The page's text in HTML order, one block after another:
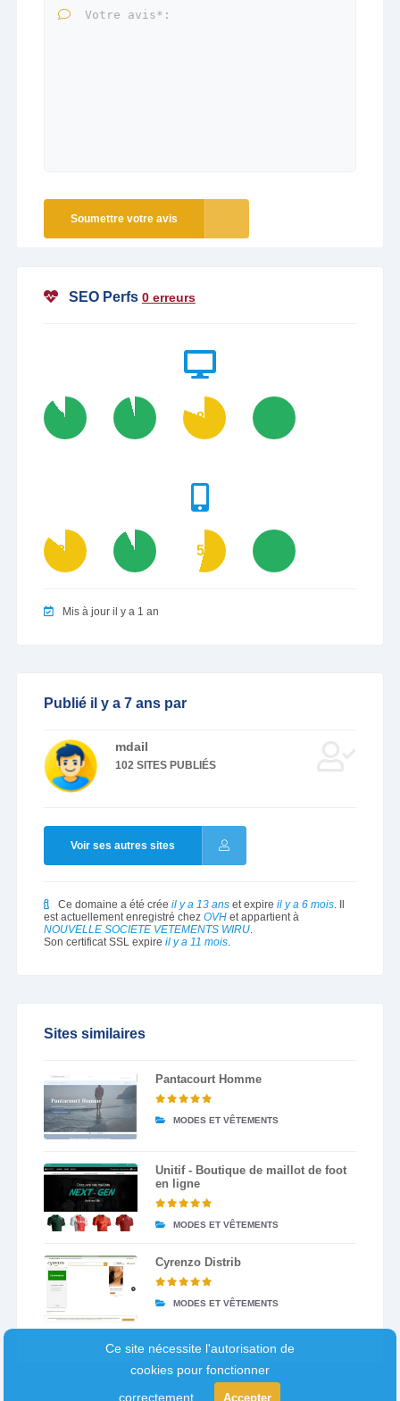
Soumettre votre avis
SEO Perfs 0 erreurs
90 96 81
86 93 54
Mis à jour il y a 1 an
Publié il y a 7 ans par
mdail
102 SITES PUBLIÉS
Voir ses autres sites
Ce domaine a été crée il y a 13 anset expire il y a 6 mois. Il
est actuellement enregistré chez OVHet appartient à
NOUVELLE SOCIETE VETEMENTS WIRU.
Son certificat SSL expire il y a 11 mois.
Sites similaires
Pantacourt Homme
MODES ET VÊTEMENTS
Unitif - Boutique de maillot de foot
en ligne
MODES ET VÊTEMENTS
Cyrenzo Distrib
MODES ET VÊTEMENTS
Ce site nécessite l'autorisation de
cookies pour fonctionner
correctement.
Accepter